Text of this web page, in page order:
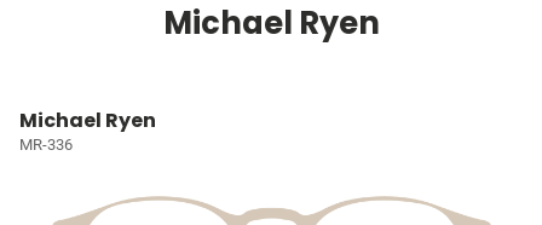
Michael Ryen
Michael Ryen
MR-336